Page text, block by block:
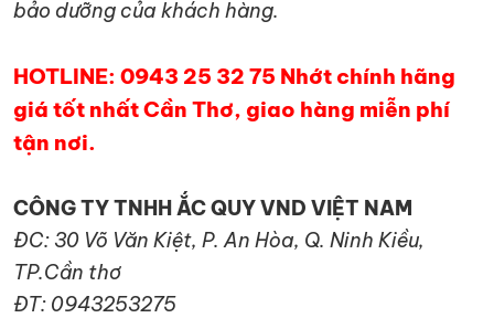
bảo dưỡng của khách hàng.
HOTLINE: 0943 25 32 75 Nhớt chính hãng
giá tốt nhất Cần Thơ, giao hàng miễn phí
tận nơi.
CÔNG TY TNHH ẮC QUY VND VIỆT NAM
ĐC: 30 Võ Văn Kiệt, P. An Hòa, Q. Ninh Kiều,
TP.Cần thơ
ĐT: 0943253275